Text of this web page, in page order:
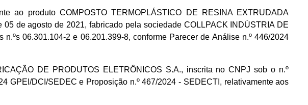
ao produto COMPOSTO TERMOPLÁSTICO DE RESINA EXTRUDADA
de agosto de 2021, fabricado pela sociedade COLLPACK INDÚSTRIA DE
06.301.104-2 e 06.201.399-8, conforme Parecer de Análise n.º 446/2024
DE PRODUTOS ELETRÔNICOS S.A., inscrita no CNPJ sob o n.º
GPEI/DCI/SEDEC e Proposição n.º 467/2024 - SEDECTI, relativamente aos